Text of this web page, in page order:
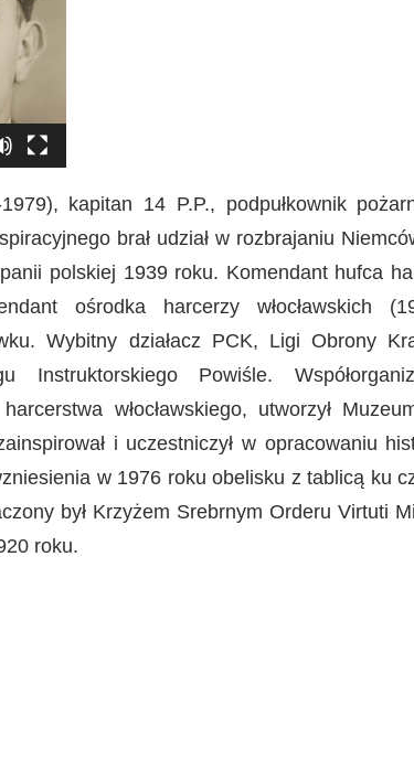
kapitan 14 P.P., podpułkownik
brał udział w rozbrajaniu
polskiej 1939 roku. Komendant hufca
ośrodka harcerzy włocławskich
Wybitny działacz PCK, Ligi Obrony
Instruktorskiego Powiśle.
włocławskiego, utworzył
i uczestniczył w opracowaniu
w 1976 roku obelisku z tablicą ku
był Krzyżem Srebrnym Orderu Virtuti
roku.